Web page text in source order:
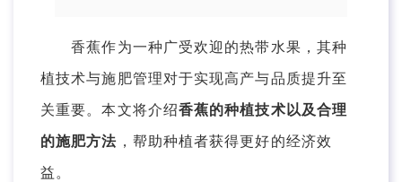
香蕉作为一种广受欢迎的热带水果，其种
植技术与施肥管理对于实现高产与品质提升至
关重要。本文将介绍香蕉的种植技术以及合理
的施肥方法 ，帮助种植者获得更好的经济效
益。